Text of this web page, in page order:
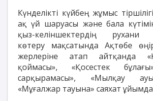
Күнделікті күйбең жұмыс
ақ үй шаруасы және бала
қыз-келіншектердің рухани
көтеру мақсатында Ақтөбе
жерлеріне атап айтқанда
қоймасы», «Қосестек
сарқырамасы», «Мылқау
«Мұғалжар тауына» саяхат